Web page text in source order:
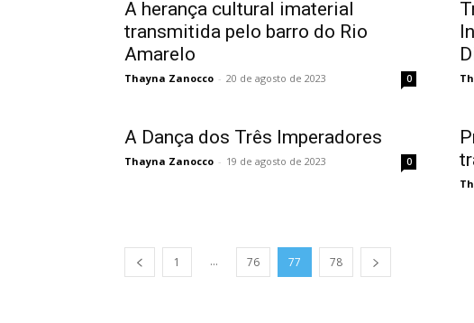
A herança cultural imaterial
transmitida pelo barro do Rio
Amarelo
Thayna Zanocco - 20 de agosto de 2023 0
A Dança dos Três Imperadores
Thayna Zanocco - 19 de agosto de 2023 0
1 ... 76 77 78